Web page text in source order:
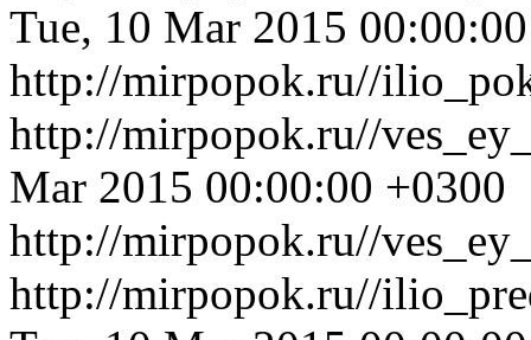
Tue, 10 Mar 2015
http://mirpopok.ru//
http://mirpopok.ru//
Mar 2015 00:00:00 +0300
http://mirpopok.ru//
http://mirpopok.ru//